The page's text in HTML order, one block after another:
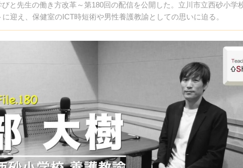
びと先生の働き方改革～第180回の配信を公開した。立川市立西砂小学
迎え、保健室のICT時短術や男性養護教諭としての思いに迫る。